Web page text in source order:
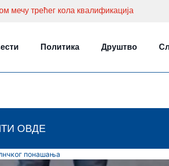
мечу трећег кола квалификација
Политика Друштво
ОВДЕ
понашања